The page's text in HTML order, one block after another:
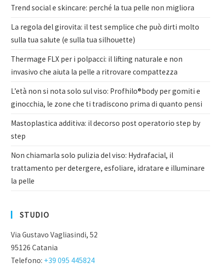
Trend social e skincare: perché la tua pelle non migliora
La regola del girovita: il test semplice che può dirti molto
sulla tua salute (e sulla tua silhouette)
Thermage FLX per i polpacci: il lifting naturale e non
invasivo che aiuta la pelle a ritrovare compattezza
L’età non si nota solo sul viso: Profhilo®body per gomiti e
ginocchia, le zone che ti tradiscono prima di quanto pensi
Mastoplastica additiva: il decorso post operatorio step by
step
Non chiamarla solo pulizia del viso: Hydrafacial, il
trattamento per detergere, esfoliare, idratare e illuminare
la pelle
STUDIO
Via Gustavo Vagliasindi, 52
95126 Catania
Telefono: +39 095 445824